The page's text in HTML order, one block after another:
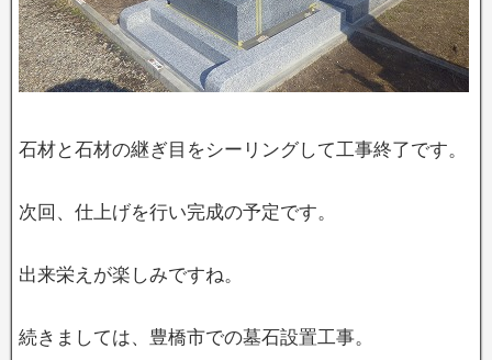
石材と石材の継ぎ目をシーリングして工事終了です。
次回、仕上げを行い完成の予定です。
出来栄えが楽しみですね。
続きましては、豊橋市での墓石設置工事。